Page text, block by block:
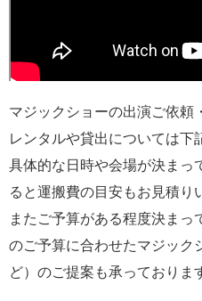
マジックショーの出演ご依頼
レンタルや貸出については下
具体的な日時や会場が決まっ
ると運搬費の目安もお見積り
またご予算がある程度決まっ
のご予算に合わせたマジック
ど）のご提案も承っておりま